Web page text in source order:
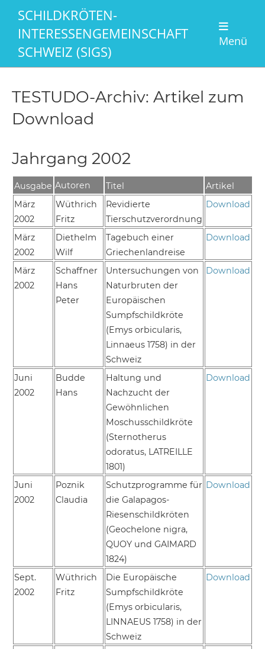
SCHILDKRÖTEN-
INTERESSENGEMEINSCHAFT
SCHWEIZ (SIGS)
Menü
TESTUDO-Archiv: Artikel zum
Download
Jahrgang 2002
Ausgabe Autoren Titel
Artikel
März
2002
Wüthrich
Fritz
Revidierte
Tierschutzverordnung
Download
März
2002
Diethelm
Wilf
Tagebuch einer
Griechenlandreise
Download
März
2002
Schaffner
Hans
Peter
Untersuchungen von
Naturbruten der
Europäischen
Sumpfschildkröte
(Emys orbicularis,
Linnaeus 1758) in der
Schweiz
Download
Juni
2002
Budde
Hans
Haltung und
Nachzucht der
Gewöhnlichen
Moschusschildkröte
(Sternotherus
odoratus, LATREILLE
1801)
Download
Juni
2002
Poznik
Claudia
Schutzprogramme für
die Galapagos-
Riesenschildkröten
(Geochelone nigra,
QUOY und GAIMARD
1824)
Download
Sept.
2002
Wüthrich
Fritz
Die Europäische
Sumpfschildkröte
(Emys orbicularis,
LINNAEUS 1758) in der
Schweiz
Download